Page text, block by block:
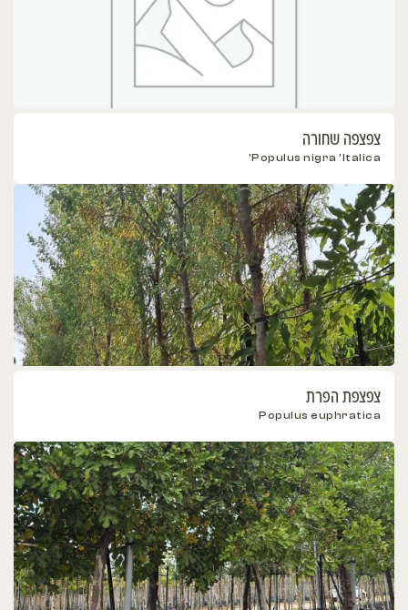
צפצפה שחורה
Populus nigra 'Italica'
צפצפת הפרת
Populus euphratica